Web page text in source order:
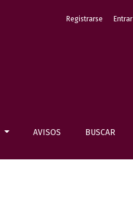
AVISOS BUSCAR
Registrarse Entrar